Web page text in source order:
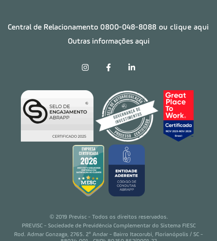
Central de Relacionamento0800-048-8088 ou clique aqui
Outras informações aqui
© 2019 Previsc - Todos os direitos reservados.
PREVISC - Sociedade de Previdência Complementar do Sistema FIESC
Rod. Admar Gonzaga, 2765. 2° Andar - Bairro Itacorubi, Florianópolis / SC -